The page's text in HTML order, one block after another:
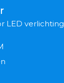
LED verlichting